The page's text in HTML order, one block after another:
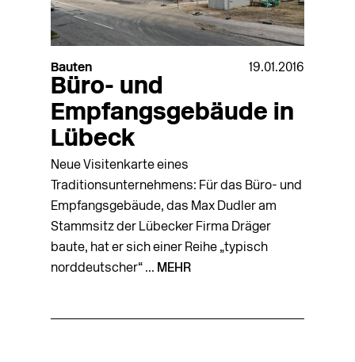
Bauten 19.01.2016
Büro- und
Empfangsgebäude in
Lübeck
Neue Visitenkarte eines
Traditionsunternehmens: Für das Büro- und
Empfangsgebäude, das Max Dudler am
Stammsitz der Lübecker Firma Dräger
baute, hat er sich einer Reihe „typisch
norddeutscher“ ... MEHR